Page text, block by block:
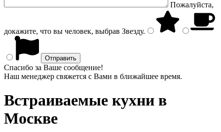
Пожалуйста,
докажите, что вы человек, выбрав Звезду.
Спасибо за Ваше сообщение!
Наш менеджер свяжется с Вами в ближайшее время.
Встраиваемые кухни в
Москве